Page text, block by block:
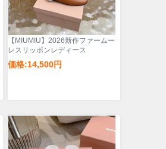
【MIUMIU】2026新作ファームー
レスリッポンレディース
価格:14,500円